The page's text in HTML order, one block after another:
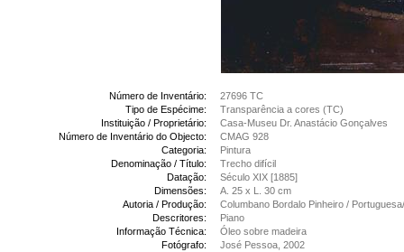
Número de Inventário:
27696 TC
Tipo de Espécime:
Transparência a cores (TC)
Instituição / Proprietário:
Casa-Museu Dr. Anastácio Gonçalves
Número de Inventário do Objecto:
CMAG 928
Categoria:
Pintura
Denominação / Título:
Trecho difícil
Datação:
Século XIX [1885]
Dimensões:
A. 25 x L. 30 cm
Autoria / Produção:
Columbano Bordalo Pinheiro /
Descritores:
Piano
Informação Técnica:
Óleo sobre madeira
Fotógrafo:
José Pessoa, 2002